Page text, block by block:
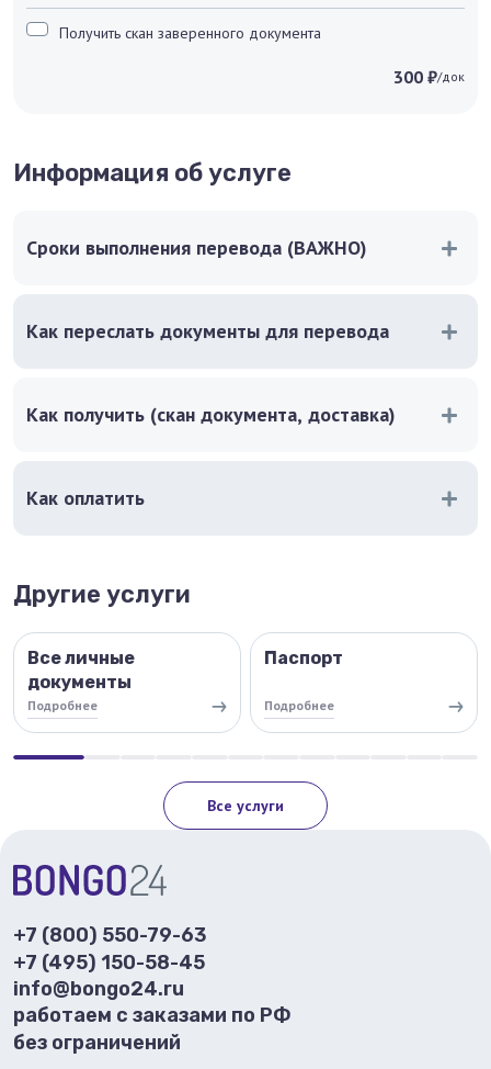
Получить скан заверенного документа
300 ₽/док
Информация об услуге
Сроки выполнения перевода (ВАЖНО)
Как переслать документы для перевода
Как получить (скан документа, доставка)
Как оплатить
Другие услуги
Все личные
документы
Подробнее
Паспорт
Подробнее
Все услуги
+7 (800) 550-79-63
+7 (495) 150-58-45
info@bongo24.ru
работаем с заказами по РФ
без ограничений